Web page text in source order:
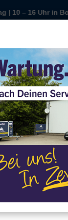
| App starten
– 16 Uhr in
Sonntag ist
(m/w/d)
verwenden Cookies
können diese zur
zu verbessern,
Website-
verwendeten